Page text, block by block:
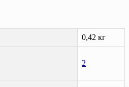
0,42 кг
2